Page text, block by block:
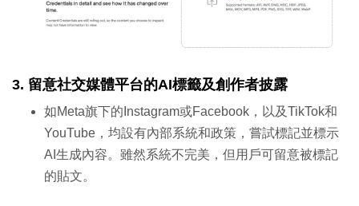
3. 留意社交媒體平台的AI標籤及創作者披露
如Meta旗下的Instagram或Facebook，以及TikTok和
YouTube，均設有內部系統和政策，嘗試標記並標示
AI生成內容。雖然系統不完美，但用戶可留意被標記
的貼文。